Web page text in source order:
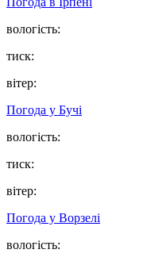
вологість:
тиск:
вітер:
Погода у Бучі
вологість:
тиск:
вітер:
Погода у Ворзелі
вологість: